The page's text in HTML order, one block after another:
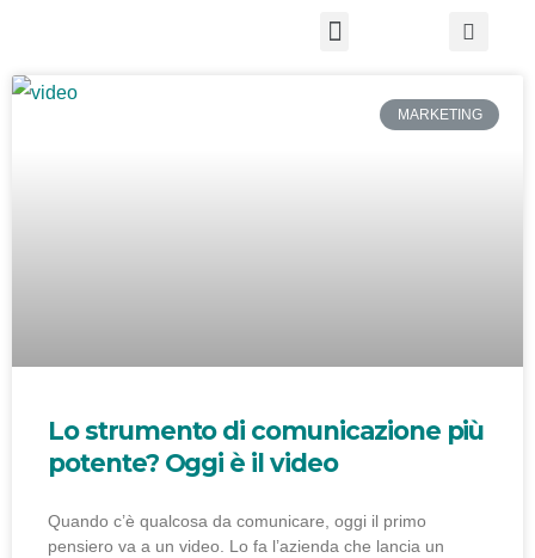
MARKETING
Lo strumento di comunicazione più
potente? Oggi è il video
Quando c’è qualcosa da comunicare, oggi il primo
pensiero va a un video. Lo fa l’azienda che lancia un